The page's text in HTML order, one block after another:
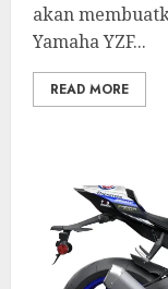
akan
Yamaha YZF...
READ MORE